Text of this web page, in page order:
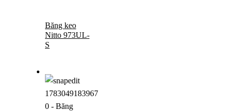
Băng keo
Nitto 973UL-
S